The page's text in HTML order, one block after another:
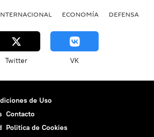
ECONOMÍA DEFENSA
Twitter VK
de Uso
Contacto
Politica de Cookies